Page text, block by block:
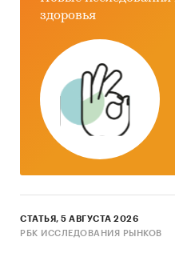
здоровья
СТАТЬЯ, 5 АВГУСТА 2026
РБК ИССЛЕДОВАНИЯ РЫНКОВ